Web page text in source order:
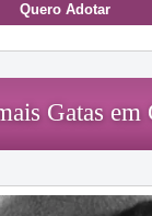
Quero Adotar
Gatas